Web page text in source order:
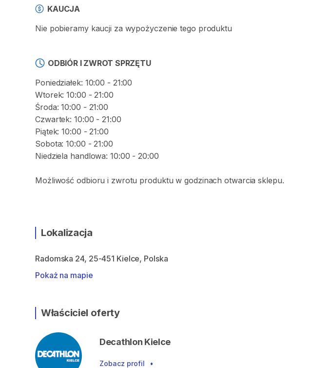
KAUCJA
Nie pobieramy kaucji za wypożyczenie tego produktu
ODBIÓR I ZWROT SPRZĘTU
Poniedziałek: 10:00 - 21:00
Wtorek: 10:00 - 21:00
Środa: 10:00 - 21:00
Czwartek: 10:00 - 21:00
Piątek: 10:00 - 21:00
Sobota: 10:00 - 21:00
Niedziela handlowa: 10:00 - 20:00
Możliwość odbioru i zwrotu produktu w godzinach otwarcia sklepu.
Lokalizacja
Radomska 24, 25-451 Kielce, Polska
Pokaż na mapie
Właściciel oferty
Decathlon Kielce
Zobacz profil •